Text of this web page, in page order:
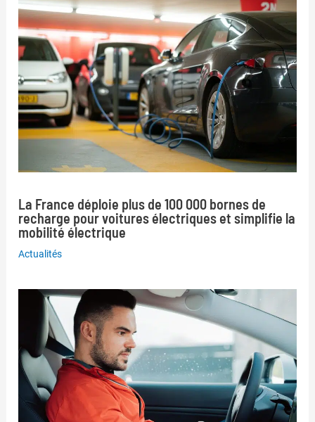
La France déploie plus de 100 000 bornes de
recharge pour voitures électriques et simplifie la
mobilité électrique
Actualités